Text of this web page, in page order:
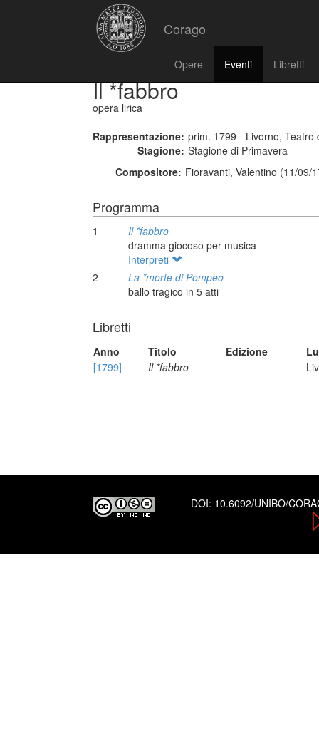
Corago
Opere Eventi Libretti
Il *fabbro
opera lirica
Rappresentazione: prim. 1799 - Livorno, Teatro
Stagione: Stagione di Primavera
Compositore: Fioravanti, Valentino (11/09/
Programma
1
Il *fabbro
dramma giocoso per musica
Interpreti
2
La *morte di Pompeo
ballo tragico in 5 atti
Libretti
Anno Titolo Edizione
[1799]
Il *fabbro
DOI: 10.6092/UNIBO/